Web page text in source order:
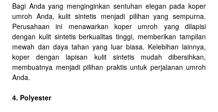
Bagi Anda yang menginginkan sentuhan elegan pada koper
umroh Anda, kulit sintetis menjadi pilihan yang sempurna.
Perusahaan ini menawarkan koper umroh yang dilapisi
dengan kulit sintetis berkualitas tinggi, memberikan tampilan
mewah dan daya tahan yang luar biasa. Kelebihan lainnya,
koper dengan lapisan kulit sintetis mudah dibersihkan,
membuatnya menjadi pilihan praktis untuk perjalanan umroh
Anda.
4. Polyester